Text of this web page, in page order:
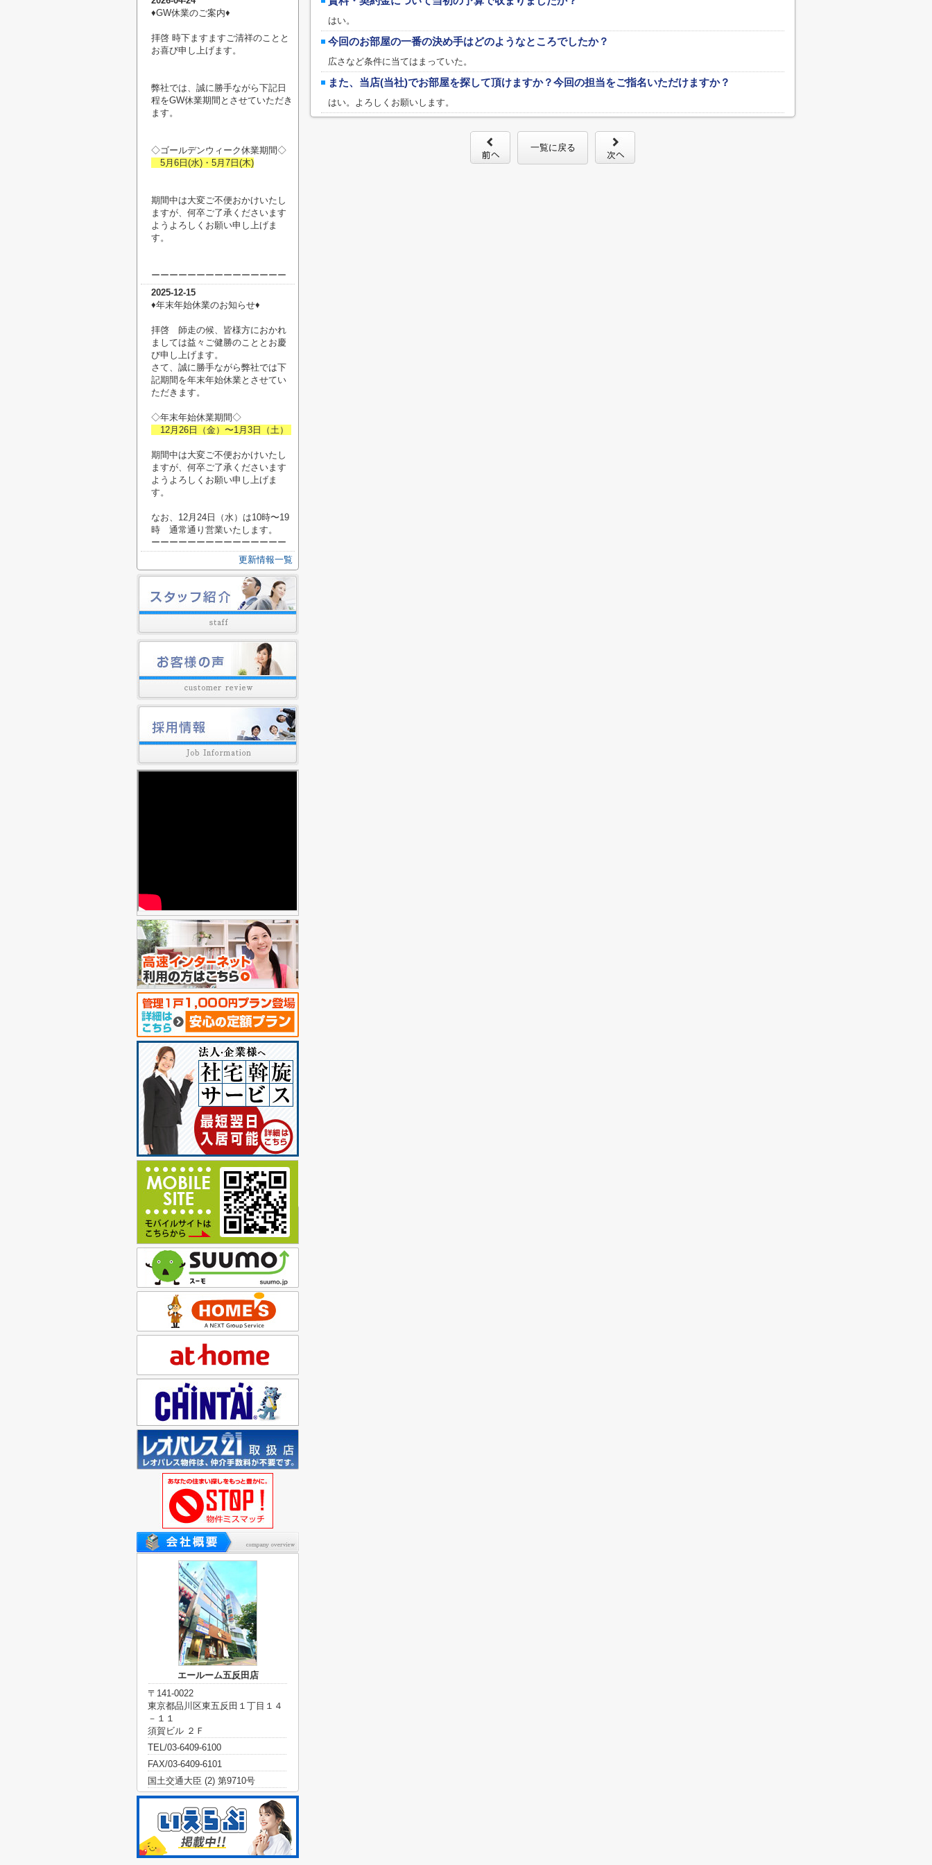
はい。
今回のお部屋の一番の決め手はどのようなところでしたか？
広さなど条件に当てはまっていた。
また、当店(当社)でお部屋を探して頂けますか？今回の担当をご指名いただけますか？
はい。よろしくお願いします。
一覧に戻る
♦︎GW休業のご案内♦︎
拝啓 時下ますますご清祥のことと
お喜び申し上げます。
弊社では、誠に勝手ながら下記日
程をGW休業期間とさせていただき
ます。
◇ゴールデンウィーク休業期間◇
5月6日(水)・5月7日(木)
期間中は大変ご不便おかけいたし
ますが、何卒ご了承くださいます
ようよろしくお願い申し上げま
す。
ーーーーーーーーーーーーーーー
2025-12-15
♦︎年末年始休業のお知らせ♦︎
拝啓 師走の候、皆様方におかれ
ましては益々ご健勝のこととお慶
び申し上げます。
さて、誠に勝手ながら弊社では下
記期間を年末年始休業とさせてい
ただきます。
◇年末年始休業期間◇
12月26日（金）〜1月3日（土）
期間中は大変ご不便おかけいたし
ますが、何卒ご了承くださいます
ようよろしくお願い申し上げま
す。
なお、12月24日（水）は10時〜19
時 通常通り営業いたします。
ーーーーーーーーーーーーーーー
更新情報一覧
エールーム五反田店
〒141-0022
東京都品川区東五反田１丁目１４
－１１
須賀ビル ２Ｆ
TEL/03-6409-6100
FAX/03-6409-6101
国土交通大臣 (2) 第9710号